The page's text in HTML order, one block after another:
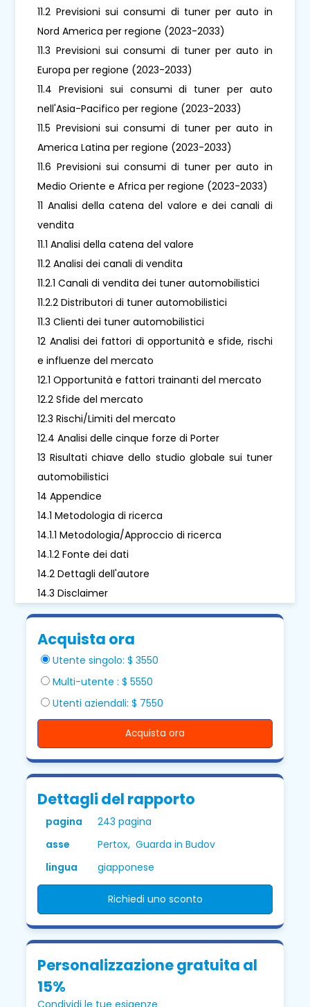
11.2 Previsioni sui consumi di tuner per auto in
Nord America per regione (2023-2033)
11.3 Previsioni sui consumi di tuner per auto in
Europa per regione (2023-2033)
11.4 Previsioni sui consumi di tuner per auto
nell'Asia-Pacifico per regione (2023-2033)
11.5 Previsioni sui consumi di tuner per auto in
America Latina per regione (2023-2033)
11.6 Previsioni sui consumi di tuner per auto in
Medio Oriente e Africa per regione (2023-2033)
11 Analisi della catena del valore e dei canali di
vendita
11.1 Analisi della catena del valore
11.2 Analisi dei canali di vendita
11.2.1 Canali di vendita dei tuner automobilistici
11.2.2 Distributori di tuner automobilistici
11.3 Clienti dei tuner automobilistici
12 Analisi dei fattori di opportunità e sfide, rischi
e influenze del mercato
12.1 Opportunità e fattori trainanti del mercato
12.2 Sfide del mercato
12.3 Rischi/Limiti del mercato
12.4 Analisi delle cinque forze di Porter
13 Risultati chiave dello studio globale sui tuner
automobilistici
14 Appendice
14.1 Metodologia di ricerca
14.1.1 Metodologia/Approccio di ricerca
14.1.2 Fonte dei dati
14.2 Dettagli dell'autore
14.3 Disclaimer
Acquista ora
Utente singolo: $ 3550
Multi-utente : $ 5550
Utenti aziendali: $ 7550
Acquista ora
Dettagli del rapporto
pagina
243 pagina
asse
Pertox, Guarda in Budov
lingua
giapponese
Richiedi uno sconto
Personalizzazione gratuita al
15%
Condividi le tue esigenze